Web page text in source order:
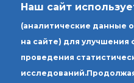
Образование
Услуги
Наш сайт
(аналитические данные
на сайте) для улучшения
проведения
исследований.